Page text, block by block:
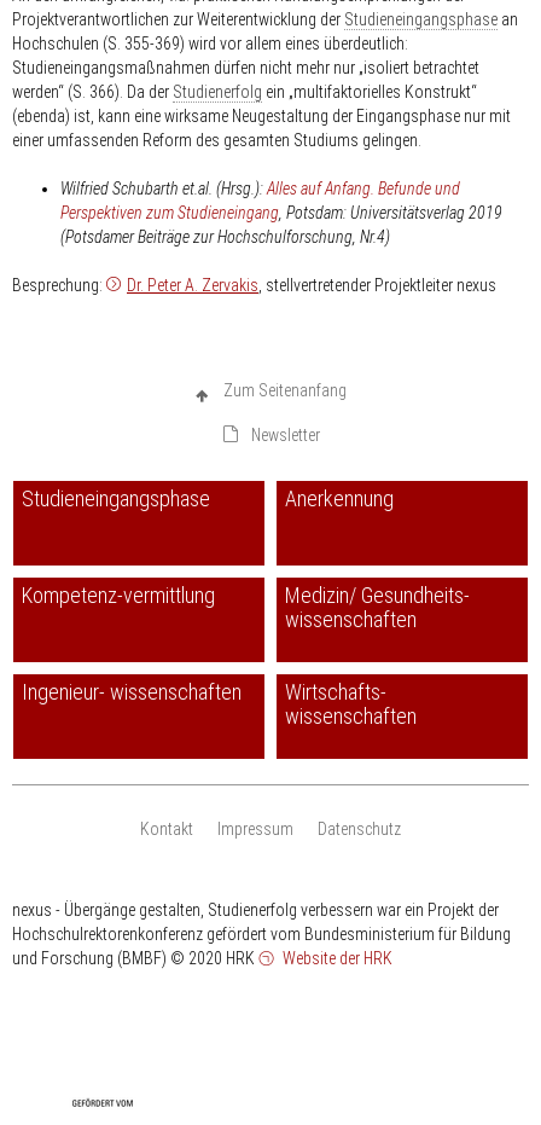
Projektverantwortlichen zur Weiterentwicklung der Studieneingangsphase an
Hochschulen (S. 355-369) wird vor allem eines überdeutlich:
Studieneingangsmaßnahmen dürfen nicht mehr nur „isoliert betrachtet
werden“ (S. 366). Da der Studienerfolg ein „multifaktorielles Konstrukt“
(ebenda) ist, kann eine wirksame Neugestaltung der Eingangsphase nur mit
einer umfassenden Reform des gesamten Studiums gelingen.
Wilfried Schubarth et.al. (Hrsg.):Alles auf Anfang. Befunde und
Perspektiven zum Studieneingang , Potsdam: Universitätsverlag 2019
(Potsdamer Beiträge zur Hochschulforschung, Nr.4)
Besprechung: Dr. Peter A. Zervakis , stellvertretender Projektleiter nexus
Zum Seitenanfang
Newsletter
Studieneingangsphase Anerkennung
Kompetenz-vermittlung
Medizin/ Gesundheits-
wissenschaften
Ingenieur- wissenschaften
Wirtschafts-
wissenschaften
Kontakt Impressum Datenschutz
nexus - Übergänge gestalten, Studienerfolg verbessern war ein Projekt der
Hochschulrektorenkonferenz gefördert vom Bundesministerium für Bildung
und Forschung (BMBF) © 2020 HRK Website der HRK